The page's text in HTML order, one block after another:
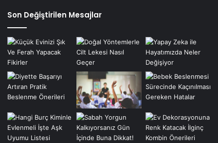
Son Değiştirilen Mesajlar